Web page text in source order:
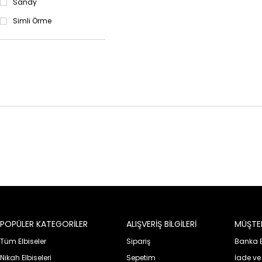
Sandy
Simli Örme
POPÜLER KATEGORİLER
Tüm Elbiseler
Nikah Elbiseleri
ALIŞVERİŞ BİLGİLERİ
Sipariş
Sepetim
Banka
İade ve